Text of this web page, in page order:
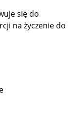
się do
na życzenie do